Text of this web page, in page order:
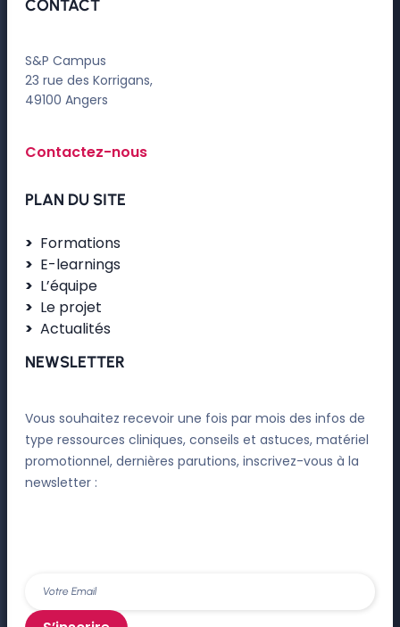
CONTACT
S&P Campus
23 rue des Korrigans,
49100 Angers
Contactez-nous
PLAN DU SITE
Formations
E-learnings
L’équipe
Le projet
Actualités
NEWSLETTER
Vous souhaitez recevoir une fois par mois des infos de
type ressources cliniques, conseils et astuces, matériel
promotionnel, dernières parutions, inscrivez-vous à la
newsletter :